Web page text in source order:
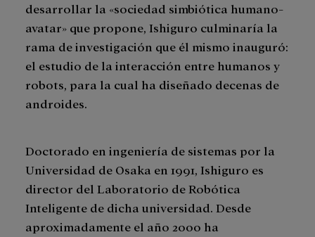
desarrollar la «sociedad simbiótica humano-
avatar» que propone, Ishiguro culminaría la
rama de investigación que él mismo inauguró:
el estudio de la interacción entre humanos y
robots, para la cual ha diseñado decenas de
androides.
Doctorado en ingeniería de sistemas por la
Universidad de Osaka en 1991, Ishiguro es
director del Laboratorio de Robótica
Inteligente de dicha universidad. Desde
aproximadamente el año 2000 ha